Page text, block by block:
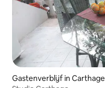
Gastenverblijf in Carthage